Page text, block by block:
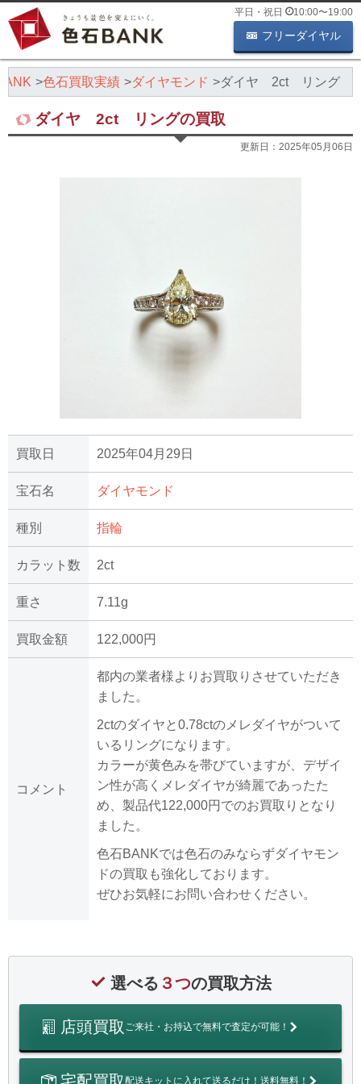
平日・祝日 10:00〜19:00
フリーダイヤル
色石買取実績 ダイヤモンド ダイヤ 2ct リング
ダイヤ 2ct リングの買取
更新日： 2025年05月06日
買取日 2025年04月29日
宝石名 ダイヤモンド
種別 指輪
カラット数 2ct
重さ 7.11g
買取金額 122,000円
コメント
都内の業者様よりお買取りさせていただき
ました。
2ctのダイヤと0.78ctのメレダイヤがついて
いるリングになります。
カラーが黄色みを帯びていますが、デザイ
ン性が高くメレダイヤが綺麗であったた
め、製品代122,000円でのお買取りとなり
ました。
色石BANKでは色石のみならずダイヤモン
ドの買取も強化しております。
ぜひお気軽にお問い合わせください。
選べる ３つの買取方法
店頭買取 ご来社・お持込で無料で査定が可能！
配送キットに入れて送るだけ！送料無料！